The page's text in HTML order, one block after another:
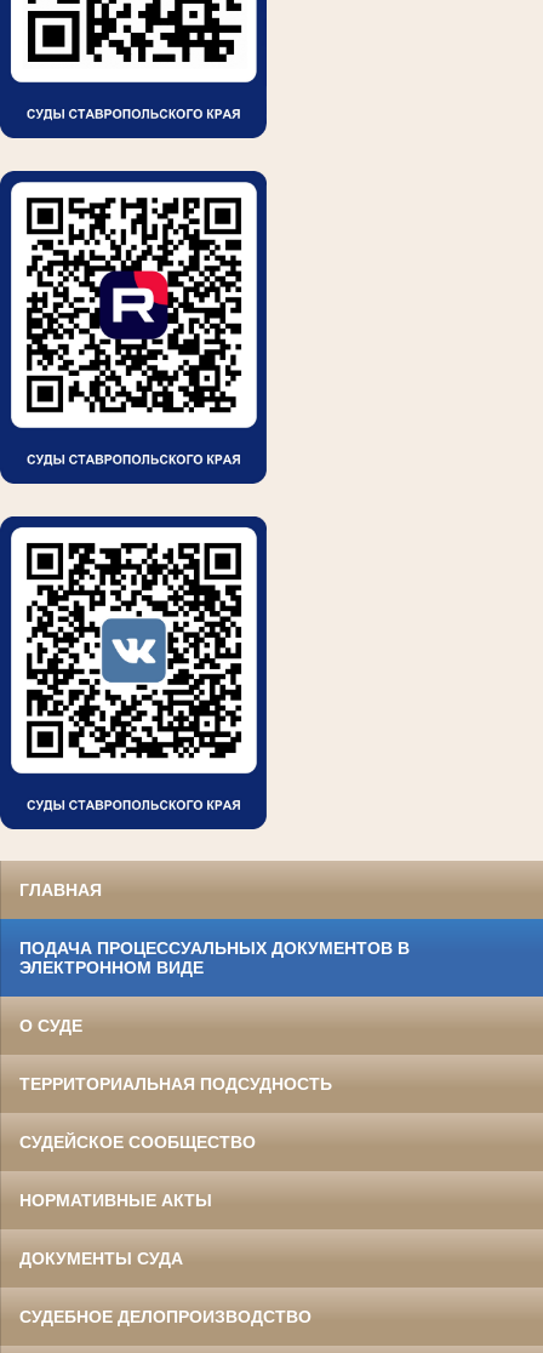
ГЛАВНАЯ
ПОДАЧА ПРОЦЕССУАЛЬНЫХ ДОКУМЕНТОВ В
ЭЛЕКТРОННОМ ВИДЕ
О СУДЕ
ТЕРРИТОРИАЛЬНАЯ ПОДСУДНОСТЬ
СУДЕЙСКОЕ СООБЩЕСТВО
НОРМАТИВНЫЕ АКТЫ
ДОКУМЕНТЫ СУДА
СУДЕБНОЕ ДЕЛОПРОИЗВОДСТВО